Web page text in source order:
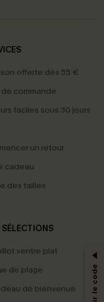
offerte dès 55 €
de commande
faciles sous 30 jours
un retour
cadeau
des tailles
SÉLECTIONS
ventre plat
de plage
de bienvenue
-15%
E-mail